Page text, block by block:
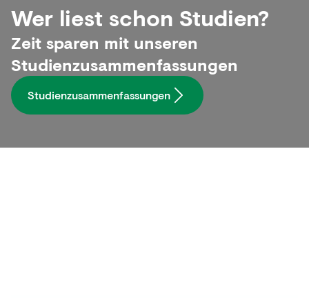
Wer liest schon Studien?
Zeit sparen mit unseren
Studienzusammenfassungen
Studienzusammenfassungen